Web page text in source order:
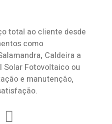
total ao cliente desde
como
, Caldeira a
Solar Fotovoltaico ou
e manutenção,